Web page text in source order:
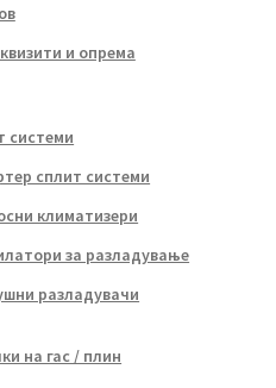
и опрема
системи
сплит системи
климатизери
за разладување
разладувачи
на гас / плин